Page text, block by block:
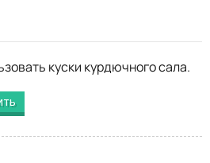
куски курдючного сала.